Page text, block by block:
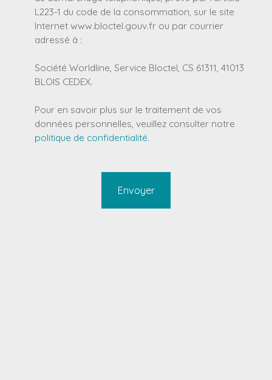
L223-1 du code de la consommation, sur le site
Internet www.bloctel.gouv.fr ou par courrier
adressé à :
Société Worldline, Service Bloctel, CS 61311, 41013
BLOIS CEDEX.
Pour en savoir plus sur le traitement de vos
données personnelles, veuillez consulter notre
politique de confidentialité.
Envoyer